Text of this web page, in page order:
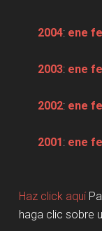
2004: ene
2003: ene
2002: ene
2001: ene
Haz click aquí
haga clic sobre